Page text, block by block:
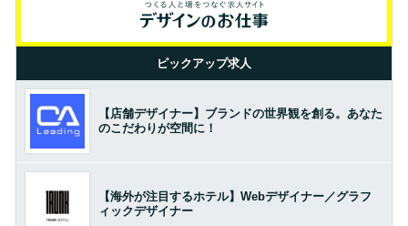
ピックアップ求人
【店舗デザイナー】ブランドの世界観を創る。あなた
のこだわりが空間に！
【海外が注目するホテル】Webデザイナー／グラフ
ィックデザイナー